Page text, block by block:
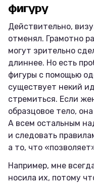
фигуру
Действительно,
отменял. Грамотно
могут зрительно
длиннее. Но есть
фигуры с помощью
существует некий
стремиться. Если
образцовое тело,
А всем остальным
и следовать
а то, что
Например, мне
носила их, потому